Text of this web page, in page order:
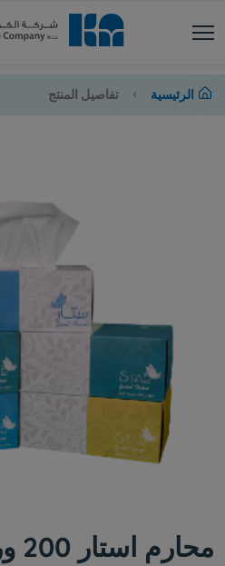
الرئيسية تفاصيل المنتج
محارم استار 200 ورقه 2 طبقة